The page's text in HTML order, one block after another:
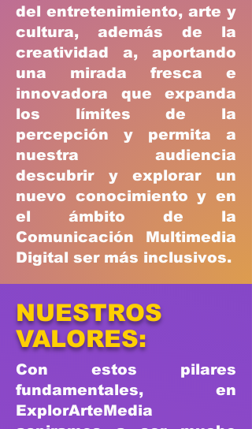
del entretenimiento, arte y
cultura, además de la
creatividad a, aportando
una mirada fresca e
innovadora que expanda
los límites de la
percepción y permita a
nuestra audiencia
descubrir y explorar un
nuevo conocimiento y en
el ámbito de la
Comunicación Multimedia
Digital ser más inclusivos.
NUESTROS
VALORES:
Con estos pilares
fundamentales, en
ExplorArteMedia